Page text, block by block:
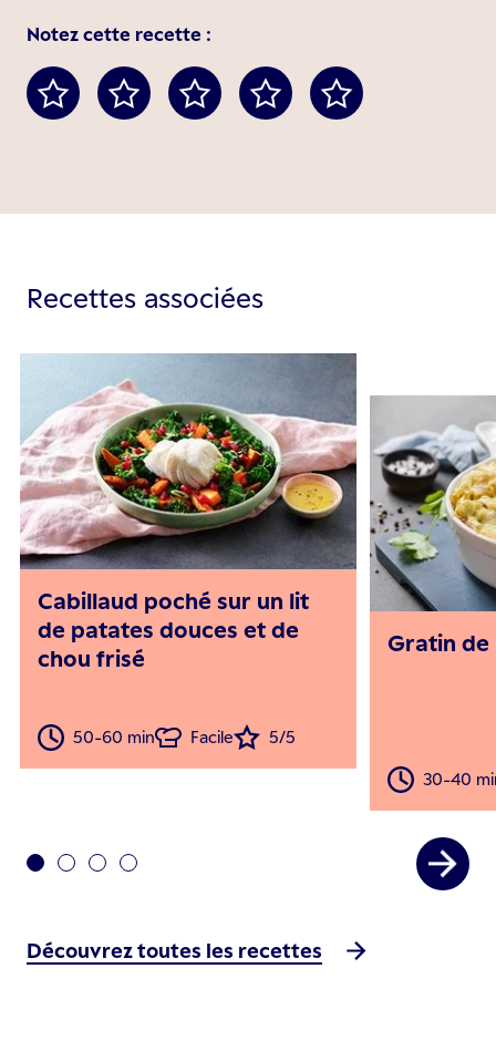
Notez cette recette :
Recettes associées
Cabillaud poché sur un lit
de patates douces et de
chou frisé
50-60 min Facile 5/5
Gratin de
30-40
Découvrez toutes les recettes